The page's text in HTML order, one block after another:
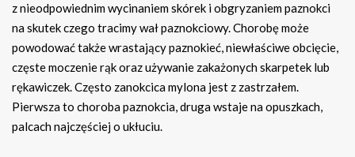
z nieodpowiednim wycinaniem skórek i obgryzaniem paznokci
na skutek czego tracimy wał paznokciowy. Chorobę może
powodować także wrastający paznokieć, niewłaściwe obcięcie,
częste moczenie rąk oraz używanie zakażonych skarpetek lub
rękawiczek. Często zanokcica mylona jest z zastrzałem.
Pierwsza to choroba paznokcia, druga wstaje na opuszkach,
palcach najczęściej o ukłuciu.